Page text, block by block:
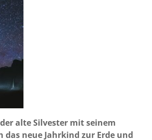
alte Silvester mit seinem
neue Jahrkind zur Erde und